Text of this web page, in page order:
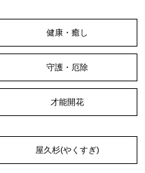
健康・癒し
守護・厄除
才能開花
屋久杉(やくすぎ)